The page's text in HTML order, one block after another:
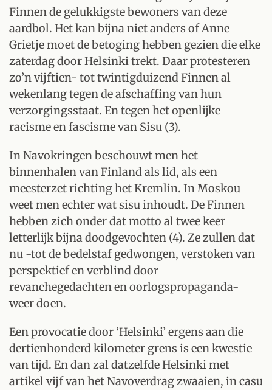
Finnen de gelukkigste bewoners van deze
aardbol. Het kan bijna niet anders of Anne
Grietje moet de betoging hebben gezien die elke
zaterdag door Helsinki trekt. Daar protesteren
zo’n vijftien- tot twintigduizend Finnen al
wekenlang tegen de afschaffing van hun
verzorgingsstaat. En tegen het openlijke
racisme en fascisme van Sisu (3).
In Navokringen beschouwt men het
binnenhalen van Finland als lid, als een
meesterzet richting het Kremlin. In Moskou
weet men echter wat sisu inhoudt. De Finnen
hebben zich onder dat motto al twee keer
letterlijk bijna doodgevochten (4). Ze zullen dat
nu -tot de bedelstaf gedwongen, verstoken van
perspektief en verblind door
revanchegedachten en oorlogspropaganda-
weer doen.
Een provocatie door ‘Helsinki’ ergens aan die
dertienhonderd kilometer grens is een kwestie
van tijd. En dan zal datzelfde Helsinki met
artikel vijf van het Navoverdrag zwaaien, in casu